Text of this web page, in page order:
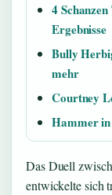
4
Ergebnisse
Bully
mehr
Courtney
Hammer in
Das Duell
entwickelte sich